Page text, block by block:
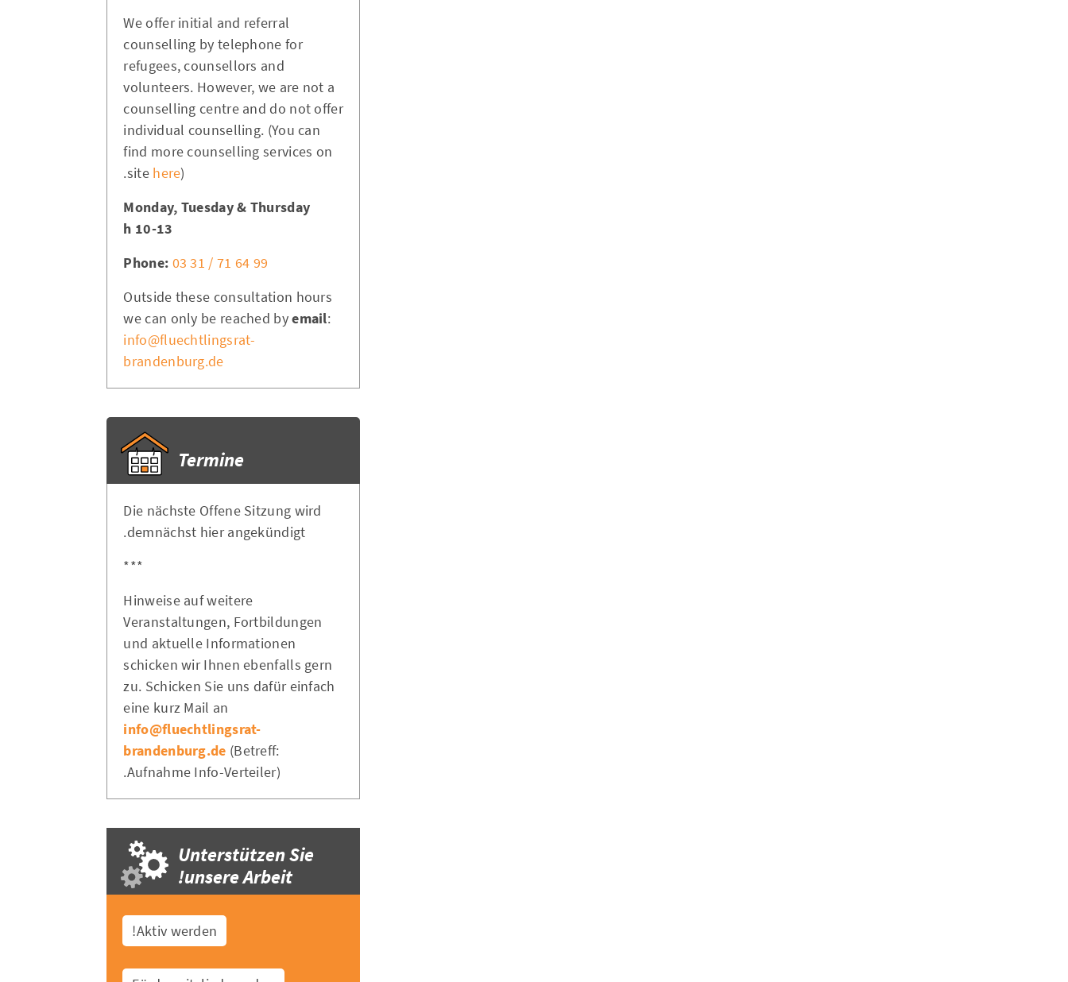
We offer initial and referral
counselling by telephone for
refugees, counsellors and
volunteers. However, we are not a
counselling centre and do not offer
individual counselling. (You can
find more counselling services on
site here).
Monday, Tuesday & Thursday
10-13 h
Phone: 03 31 / 71 64 99
Outside these consultation hours
we can only be reached byemail:
info@fluechtlingsrat-
brandenburg.de
Termine
Die nächste Offene Sitzung wird
demnächst hier angekündigt.
***
Hinweise auf weitere
Veranstaltungen, Fortbildungen
und aktuelle Informationen
schicken wir Ihnen ebenfalls gern
zu. Schicken Sie uns dafür einfach
eine kurz Mail an
info@fluechtlingsrat-
brandenburg.de (Betreff:
Aufnahme Info-Verteiler).
Unterstützen Sie
unsere Arbeit!
Aktiv werden!